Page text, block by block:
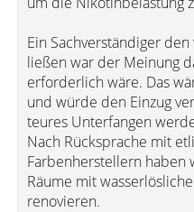
Ein Sachverständiger
ließen war der Meinung
erforderlich wäre. Das
und würde den Einzug
teures Unterfangen
Nach Rücksprache mit
Farbenherstellern haben
Räume mit
renovieren.